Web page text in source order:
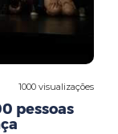
1000 visualizações
pessoas